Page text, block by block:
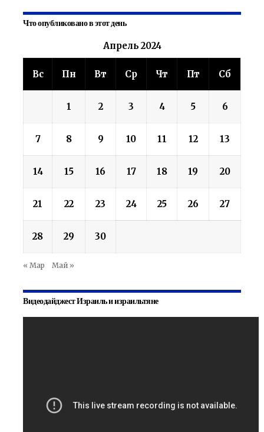
Что опубликовано в этот день
Апрель 2024
Вс Пн Вт Ср Чт Пт Сб
1 2 3 4 5 6
7 8 9 10 11 12 13
14 15 16 17 18 19 20
21 22 23 24 25 26 27
28 29 30
« Мар Май »
Видеодайджест Израиль и израильтяне